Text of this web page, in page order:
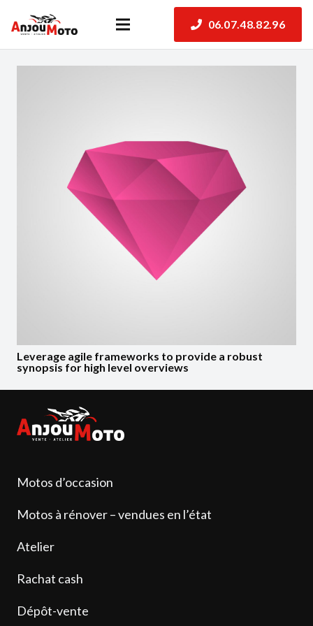
06.07.48.82.96
Leverage agile frameworks to provide a robust
synopsis for high level overviews
Motos d’occasion
Motos à rénover – vendues en l’état
Atelier
Rachat cash
Dépôt-vente